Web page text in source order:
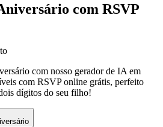
com RSVP
com nosso gerador de IA em
com RSVP online grátis, perfeito
dígitos do seu filho!